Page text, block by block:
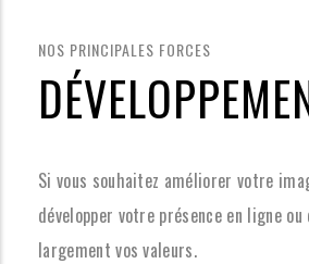
NOS PRINCIPALES FORCES
Si vous souhaitez améliorer votre
développer votre présence en ligne
largement vos valeurs.